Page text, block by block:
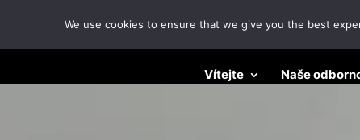
Vítejte Naše
We use cookies to ensure that we give you the best